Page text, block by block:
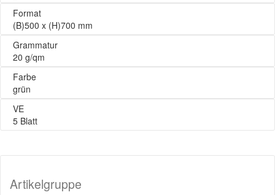
Format
(B)500 x (H)700 mm
Grammatur
20 g/qm
Farbe
grün
VE
5 Blatt
Artikelgruppe